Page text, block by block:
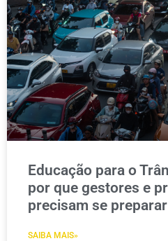
Educação para o
por que gestores e
precisam se
SAIBA MAIS»